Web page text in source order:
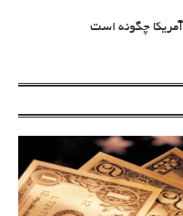
چگونه است